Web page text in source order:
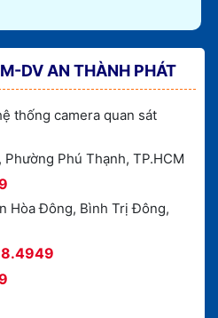
DV AN THÀNH PHÁT
thống camera quan sát
Phường Phú Thạnh, TP.HCM
Hòa Đông, Bình Trị Đông,